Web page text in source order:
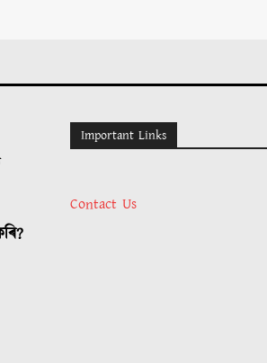
Important Links
Contact Us